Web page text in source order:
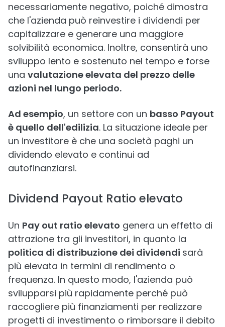
necessariamente negativo, poiché dimostra
che l'azienda può reinvestire i dividendi per
capitalizzare e generare una maggiore
solvibilità economica. Inoltre, consentirà uno
sviluppo lento e sostenuto nel tempo e forse
una valutazione elevata del prezzo delle
azioni nel lungo periodo.
Ad esempio, un settore con un basso Payout
è quello dell'edilizia. La situazione ideale per
un investitore è che una società paghi un
dividendo elevato e continui ad
autofinanziarsi.
Dividend Payout Ratio elevato
Un Pay out ratio elevato genera un effetto di
attrazione tra gli investitori, in quanto la
politica di distribuzione dei dividendi sarà
più elevata in termini di rendimento o
frequenza. In questo modo, l'azienda può
svilupparsi più rapidamente perché può
raccogliere più finanziamenti per realizzare
progetti di investimento o rimborsare il debito